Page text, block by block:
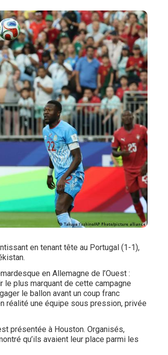
en tenant tête au Portugal (1-1),
en Allemagne de l’Ouest :
plus marquant de cette campagne
le ballon avant un coup franc
réalité une équipe sous pression, privée
présentée à Houston. Organisés,
qu’ils avaient leur place parmi les